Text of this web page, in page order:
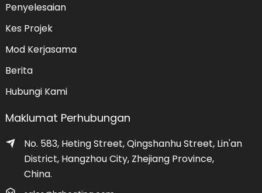
Penyelesaian
Kes Projek
Mod Kerjasama
Berita
Hubungi Kami
Maklumat Perhubungan
No. 583, Heting Street, Qingshanhu Street, Lin'an
District, Hangzhou City, Zhejiang Province,
China.